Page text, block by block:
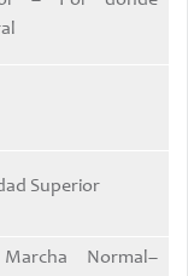
Superior
Normal–